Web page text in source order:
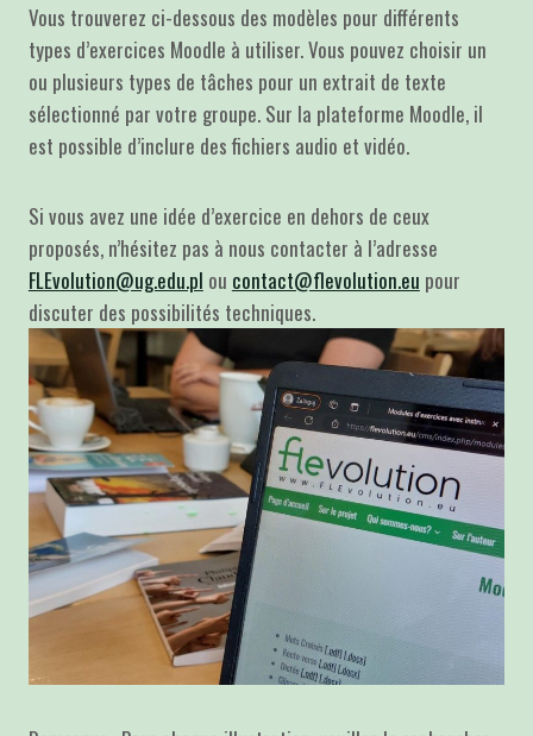
Vous trouverez ci-dessous des modèles pour différents
types d’exercices Moodle à utiliser. Vous pouvez choisir un
ou plusieurs types de tâches pour un extrait de texte
sélectionné par votre groupe. Sur la plateforme Moodle, il
est possible d’inclure des fichiers audio et vidéo.
Si vous avez une idée d’exercice en dehors de ceux
proposés, n’hésitez pas à nous contacter à l’adresse
FLEvolution@ug.edu.pl ou contact@flevolution.eu pour
discuter des possibilités techniques.